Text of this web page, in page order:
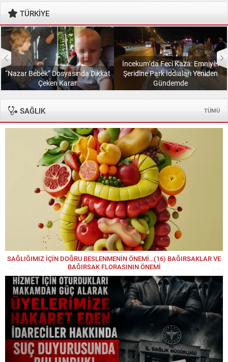
SENLE SEVDA
Hasan KARABULUT
Hasan Karabulut yazdı; Kırk yıl sonra elde kalan
Kuruluş Ruhundan Geleceğe: Tarihin Gölgesinde
Yeni Bir Yürüyüş
KUTARBA Pınar KORKMAZ
Sataney Guaşa: Nart Destanlarından Günümüze
Uzanan Bir Bilgelik
Mehmet ELÇİ
“Yol Çukur, Medeniyet Uzak!”
Mehmet YILMAZ
Mehmet Yılmaz yazdı; OKTAY YILMAZ “DAHA
FAZLASI VAR!”
Mine EBÇEM
Yine Akşam..
Murat KOÇ
GAZZE GERÇEĞİ: LİDERLER ESİR!
TÜRKİYE
“Nazar Bebek” Dosyasında Dikkat
Çeken Karar
İncekum’da Feci Kaza: Emniyet
Şeridine Park İddiaları Yeniden
Gündemde
SAĞLIK TÜMÜ
SAĞLIĞIMIZ İÇİN DOĞRU BESLENMENİN ÖNEMİ…(16) BAĞIRSAKLAR VE
BAĞIRSAK FLORASININ ÖNEMİ